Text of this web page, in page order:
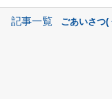
記事一覧 ごあいさ